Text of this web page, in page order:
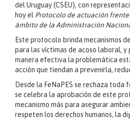
del Uruguay (CSEU), con
hoy el Protocolo de actuación
ámbito de la Administración
Este protocolo brinda mecanismos
para las víctimas de acoso laboral,
manera efectiva la problemática
acción que tiendan a prevenirla,
Desde la FeNaPES se rechaza toda
se celebra la aprobación de este
mecanismo más para asegurar
respeten los derechos humanos, la